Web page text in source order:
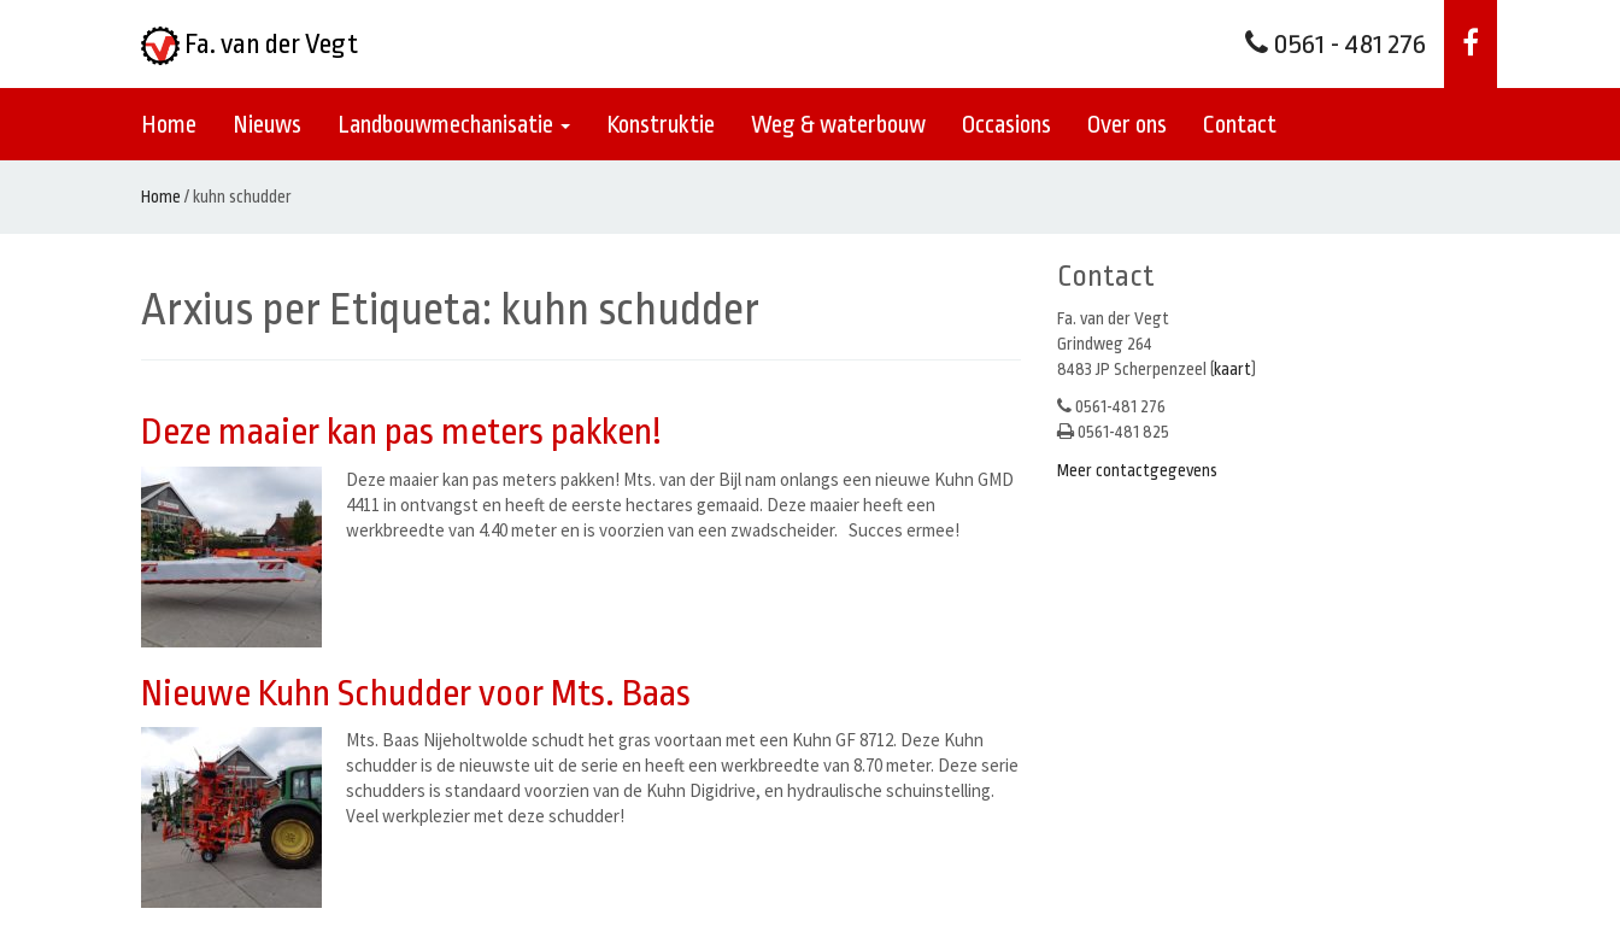
Fa. van der Vegt 0561 - 481 276
Home Nieuws Landbouwmechanisatie Konstruktie Weg & waterbouw Occasions Over ons Contact
Home / kuhn schudder
Arxius per Etiqueta: kuhn schudder
Deze maaier kan pas meters pakken!
Deze maaier kan pas meters pakken! Mts. van der Bijl nam onlangs een nieuwe Kuhn GMD
4411 in ontvangst en heeft de eerste hectares gemaaid. Deze maaier heeft een
werkbreedte van 4.40 meter en is voorzien van een zwadscheider. Succes ermee!
Nieuwe Kuhn Schudder voor Mts. Baas
Mts. Baas Nijeholtwolde schudt het gras voortaan met een Kuhn GF 8712. Deze Kuhn
schudder is de nieuwste uit de serie en heeft een werkbreedte van 8.70 meter. Deze serie
schudders is standaard voorzien van de Kuhn Digidrive, en hydraulische schuinstelling.
Veel werkplezier met deze schudder!
Contact
Fa. van der Vegt
Grindweg 264
8483 JP Scherpenzeel (
kaart
0561-481 276
0561-481 825
Meer contactgegevens